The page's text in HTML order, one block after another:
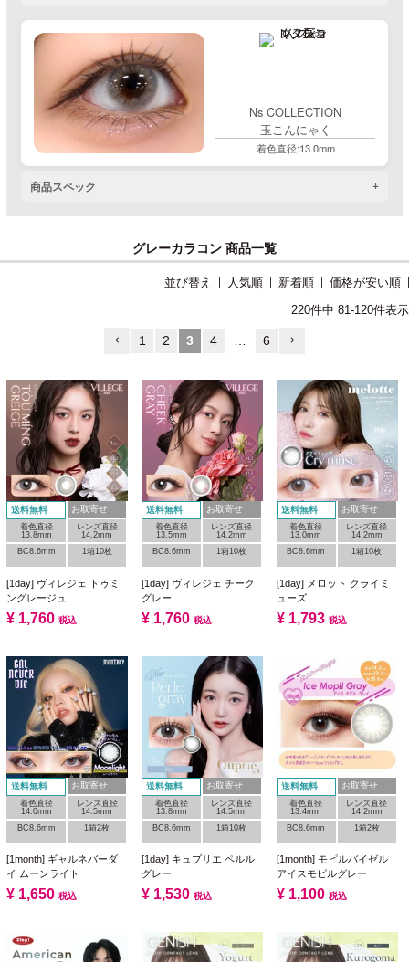
Ns COLLECTION
玉こんにゃく
着色直径:13.0mm
商品スペック
グレーカラコン 商品一覧
並び替え 人気順 新着順
価格が安い順
220件中 81-120件表示
1 2 3 4 6
送料無料 お取寄せ
着色直径
13.8mm
レンズ直径
14.2mm
BC8.6mm
1箱10枚
[1day] ヴィレジェ トゥミ
ングレージュ
¥ 1,760 税込
送料無料 お取寄せ
着色直径
13.5mm
レンズ直径
14.2mm
BC8.6mm
1箱10枚
[1day] ヴィレジェ チーク
グレー
¥ 1,760 税込
送料無料 お取寄せ
着色直径
13.0mm
レンズ直径
14.2mm
BC8.6mm
1箱10枚
[1day] メロット クライミ
ューズ
¥ 1,793 税込
送料無料 お取寄せ
着色直径
14.0mm
レンズ直径
14.5mm
BC8.6mm
1箱2枚
[1month] ギャルネバーダ
イ ムーンライト
¥ 1,650 税込
送料無料 お取寄せ
着色直径
13.8mm
レンズ直径
14.5mm
BC8.6mm
1箱10枚
[1day] キュプリエ ペルル
グレー
¥ 1,530 税込
送料無料 お取寄せ
着色直径
13.4mm
レンズ直径
14.2mm
BC8.6mm
1箱2枚
[1month] モピルバイゼル
アイスモピルグレー
¥ 1,100 税込